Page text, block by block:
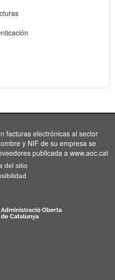
facturas electrónicas al sector
y NIF de su empresa se
publicada a www.aoc.cat
del sitio